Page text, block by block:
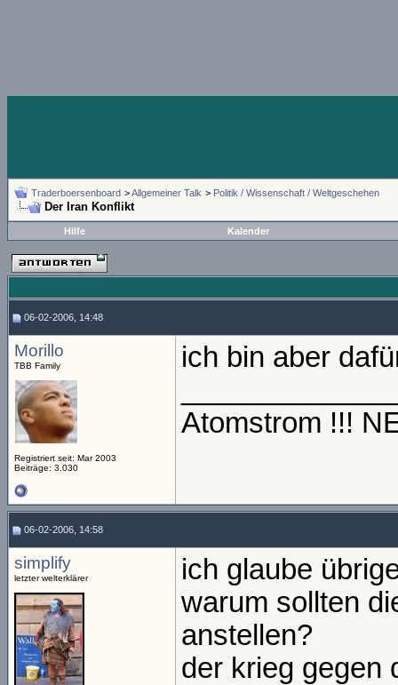
Traderboersenboard >Allgemeiner Talk > Politik / Wissenschaft / Weltgeschehen
Der Iran Konflikt
Hilfe Kalender
06-02-2006, 14:48
Morillo
TBB Family
Registriert seit: Mar 2003
Beiträge: 3.030
ich bin aber
Atomstrom !!!
06-02-2006, 14:58
simplify
letzter welterklärer
ich glaube
warum sollten
anstellen?
der krieg gegen